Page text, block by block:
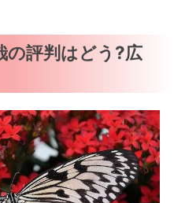
の評判はどう?広